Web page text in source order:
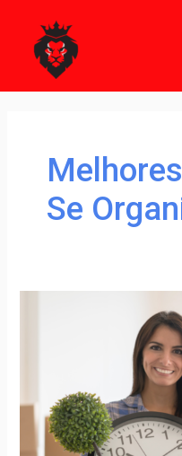
conteúdo
Se
organizada:
Melhores
dicas